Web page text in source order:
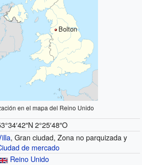
Bolton
en el mapa del Reino Unido
2°25′48″O
, Gran ciudad, Zona no parquizada y
de mercado
Reino Unido